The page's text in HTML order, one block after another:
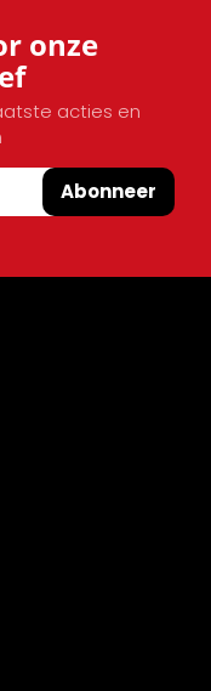
onze
acties en
Abonneer